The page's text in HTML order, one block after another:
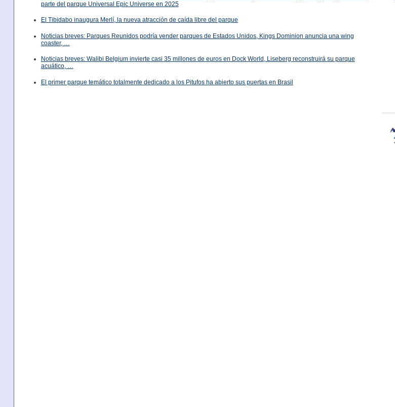
parte del parque Universal Epic Universe en 2025
El Tibidabo inaugura Merlí, la nueva atracción de caída libre del parque
Noticias breves: Parques Reunidos podría vender parques de Estados Unidos, Kings Dominion anuncia una wing
coaster, …
Noticias breves: Walibi Belgium invierte casi 35 millones de euros en Dock World, Liseberg reconstruirá su parque
acuático, …
El primer parque temático totalmente dedicado a los Pitufos ha abierto sus puertas en Brasil